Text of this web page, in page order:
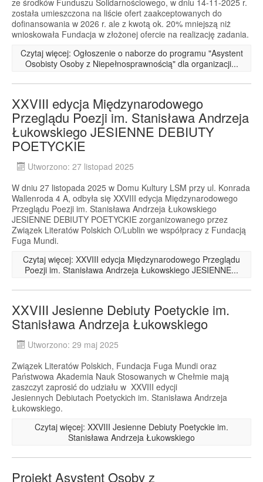
ze środków Funduszu Solidarnościowego, w dniu 14-11-2025 r.
została umieszczona na liście ofert zaakceptowanych do
dofinansowania w 2026 r. ale z kwotą ok. 20% mniejszą niż
wnioskowała Fundacja w złożonej ofercie na realizację zadania.
Czytaj więcej: Ogłoszenie o naborze do programu "Asystent
Osobisty Osoby z Niepełnosprawnością" dla organizacji...
XXVIII edycja Międzynarodowego
Przeglądu Poezji im. Stanisława Andrzeja
Łukowskiego JESIENNE DEBIUTY
POETYCKIE
Utworzono: 27 listopad 2025
W dniu 27 listopada 2025 w Domu Kultury LSM przy ul. Konrada
Wallenroda 4 A, odbyła się XXVIII edycja Międzynarodowego
Przeglądu Poezji im. Stanisława Andrzeja Łukowskiego
JESIENNE DEBIUTY POETYCKIE zorganizowanego przez
Związek Literatów Polskich O/Lublin we współpracy z Fundacją
Fuga Mundi.
Czytaj więcej: XXVIII edycja Międzynarodowego Przeglądu
Poezji im. Stanisława Andrzeja Łukowskiego JESIENNE...
XXVIII Jesienne Debiuty Poetyckie im.
Stanisława Andrzeja Łukowskiego
Utworzono: 29 maj 2025
Związek Literatów Polskich, Fundacja Fuga Mundi oraz
Państwowa Akademia Nauk Stosowanych w Chełmie mają
zaszczyt zaprosić do udziału w XXVIII edycji
Jesiennych Debiutach Poetyckich im. Stanisława Andrzeja
Łukowskiego.
Czytaj więcej: XXVIII Jesienne Debiuty Poetyckie im.
Stanisława Andrzeja Łukowskiego
Projekt Asystent Osoby z